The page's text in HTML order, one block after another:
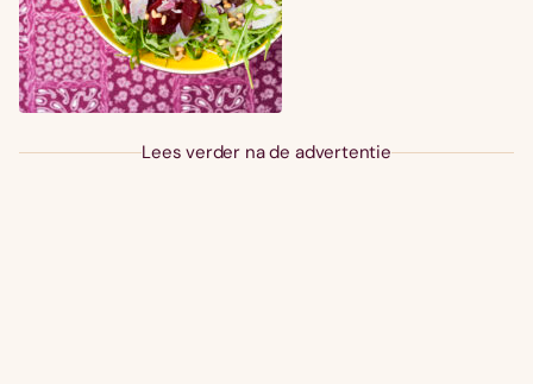
Lees verder na de advertentie